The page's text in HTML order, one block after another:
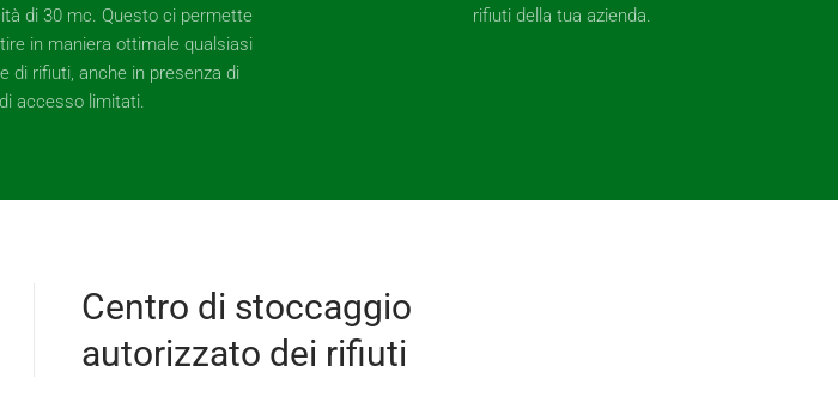
di 30 mc. Questo ci permette
in maniera ottimale qualsiasi
di rifiuti, anche in presenza di
accesso limitati.
rifiuti della tua azienda.
Centro di stoccaggio
autorizzato dei rifiuti